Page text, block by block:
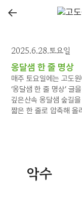
←
2025.6.28.토요일
옹달샘 한 줄 명상
매주 토요일에는 고도
‘옹달샘 한 줄 명상’ 글
깊은산속 옹달샘 숲길
짧은 한 줄로 압축해 올
악수